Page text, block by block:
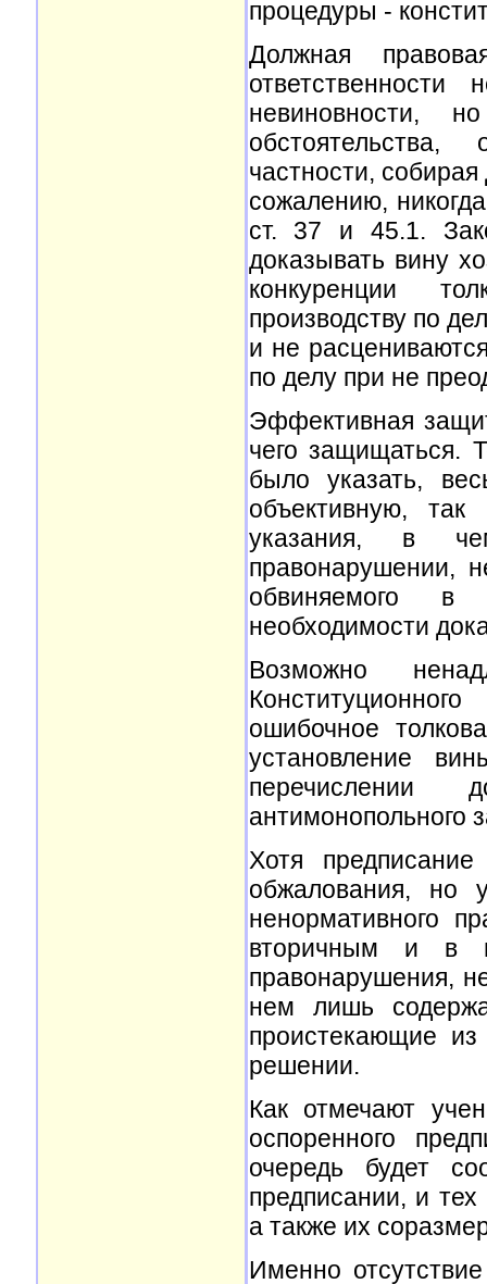
процедуры -
Должная
невиновности,
частности,
сожалению,
ст. 37 и 45.1.
доказывать вину
конкуренции
производству по
и не
по делу при не
Эффективная
чего защищаться.
было указать,
объективную,
указания, в
правонарушении,
обвиняемого в
необходимости
Возможно
ошибочное
установление
перечислении
антимонопольного
Хотя
обжалования, но
ненормативного
вторичным и в
правонарушения,
нем лишь
проистекающие из
решении.
Как отмечают
оспоренного
очередь будет
предписании, и
а также их
Именно